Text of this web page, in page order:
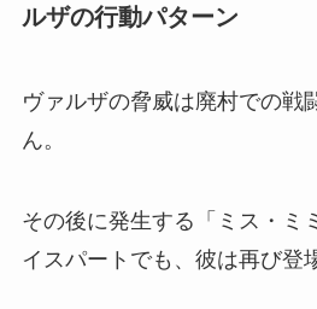
ルザの行動パターン
ヴァルザの脅威は廃村での戦
ん。
その後に発生する「ミス・ミ
イスパートでも、彼は再び登